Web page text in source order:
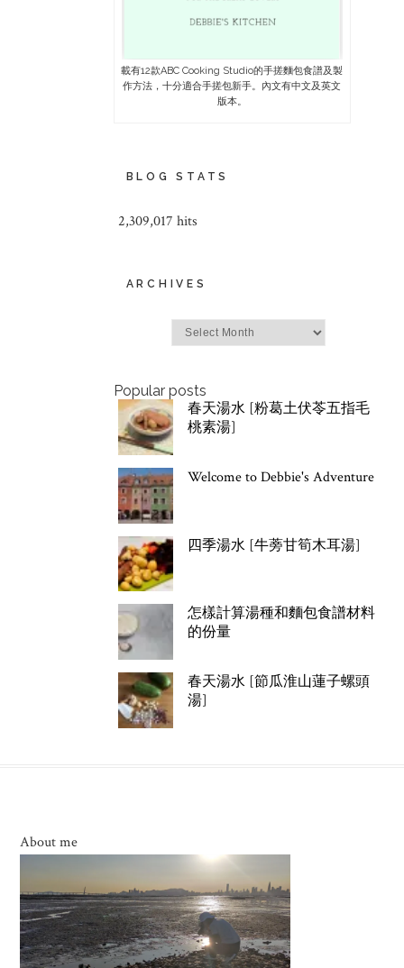
載有12款ABC Cooking Studio的手搓麵包食譜及製
作方法，十分適合手搓包新手。內文有中文及英文
版本。
BLOG STATS
2,309,017 hits
ARCHIVES
Popular posts
春天湯水 [粉葛土伏苓五指毛
桃素湯]
Welcome to Debbie's Adventure
四季湯水 [牛蒡甘筍木耳湯]
怎樣計算湯種和麵包食譜材料
的份量
春天湯水 [節瓜淮山蓮子螺頭
湯]
About me